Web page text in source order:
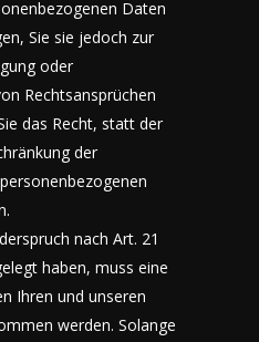
Daten
Sie sie jedoch zur
oder
Rechtsansprüchen
das Recht, statt der
der
nach Art. 21
haben, muss eine
Ihren und unseren
werden. Solange